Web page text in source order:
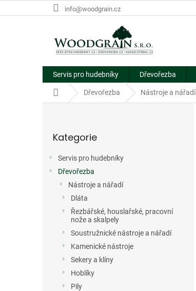
na
info@woodgrain.cz
Servis pro hudebníky Dřevořezba
Domů Dřevořezba Nástroje a nářadí
kategorie
Kategorie
Servis pro hudebníky
Dřevořezba
Nástroje a nářadí
Dláta
Řezbářské, houslařské, pracovní
nože a skalpely
Soustružnické nástroje a nářadí
Kamenické nástroje
Sekery a klíny
Hoblíky
Pily